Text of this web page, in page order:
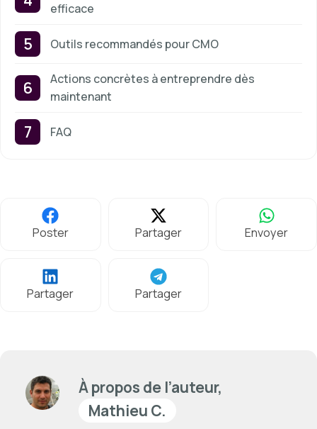
efficace
Outils recommandés pour CMO
Actions concrètes à entreprendre dès
maintenant
FAQ
Poster Partager Envoyer
Partager Partager
À propos de l’auteur,
Mathieu C.